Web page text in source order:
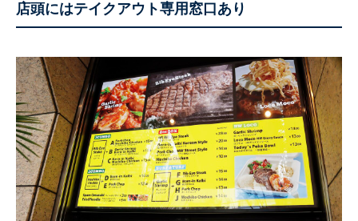
店頭にはテイクアウト専用窓口あり